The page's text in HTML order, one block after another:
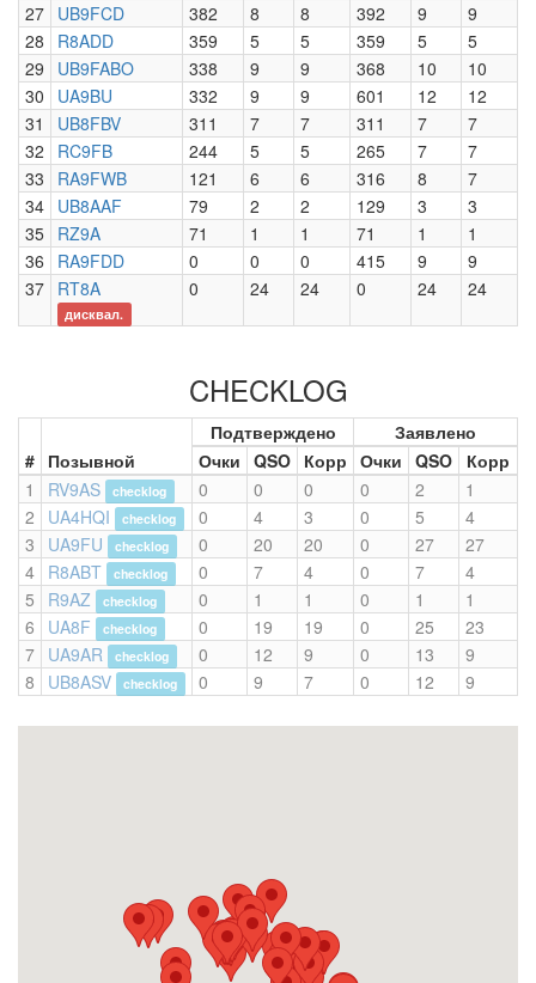
27 UB9FCD 382 8 8 392 9
9
28
R8ADD 359 5 5 359 5
5
29
UB9FABO 338 9 9 368 10
10
30
UA9BU 332 9 9 601 12
12
31
UB8FBV 311 7 7 311 7
7
32
RC9FB 244 5 5 265 7
7
33
RA9FWB 121 6 6 316 8
7
34 UB8AAF 79 2 2 129 3
3
35 RZ9A 71 1 1 71 1
1
36
RA9FDD 0 0 0 415 9
9
37 RT8A
дисквал.
0 24 24 0 24 24
CHECKLOG
# Позывной
Подтверждено
Заявлено
Очки QSO Корр Очки QSO
Корр
1
RV9AS checklog 0 0 0 0 2
1
2
UA4HQI checklog 0 4 3 0 5
4
3
UA9FU checklog 0 20 20 0 27
27
4 R8ABT checklog 0 7 4 0 7
4
5
R9AZ checklog 0 1 1 0 1
1
6
UA8F checklog 0 19 19 0 25
23
7 UA9AR checklog 0 12 9 0 13
9
8
UB8ASV checklog 0 9 7 0 12 9